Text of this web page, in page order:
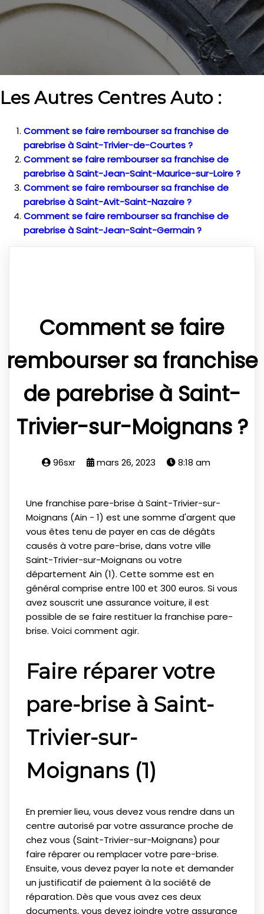
Les Autres Centres Auto :
Comment se faire rembourser sa franchise de
parebrise à Saint-Trivier-de-Courtes ?
Comment se faire rembourser sa franchise de
parebrise à Saint-Jean-Saint-Maurice-sur-Loire ?
Comment se faire rembourser sa franchise de
parebrise à Saint-Avit-Saint-Nazaire ?
Comment se faire rembourser sa franchise de
parebrise à Saint-Jean-Saint-Germain ?
Comment se faire
rembourser sa franchise
de parebrise à Saint-
Trivier-sur-Moignans ?
96sxr mars 26, 2023 8:18 am
Une franchise pare-brise à Saint-Trivier-sur-
Moignans (Ain - 1) est une somme d'argent que
vous êtes tenu de payer en cas de dégâts
causés à votre pare-brise, dans votre ville
Saint-Trivier-sur-Moignans ou votre
département Ain (1). Cette somme est en
général comprise entre 100 et 300 euros. Si vous
avez souscrit une assurance voiture, il est
possible de se faire restituer la franchise pare-
brise. Voici comment agir.
Faire réparer votre
pare-brise à Saint-
Trivier-sur-
Moignans (1)
En premier lieu, vous devez vous rendre dans un
centre autorisé par votre assurance proche de
chez vous (Saint-Trivier-sur-Moignans) pour
faire réparer ou remplacer votre pare-brise.
Ensuite, vous devez payer la note et demander
un justificatif de paiement à la société de
réparation. Dès que vous avez ces deux
documents, vous devez joindre votre assurance